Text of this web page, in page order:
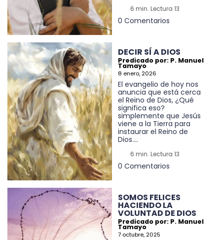
6 min. Lectura 13
0 Comentarios
DECIR SÍ A DIOS
Predicado por: P. Manuel
Tamayo
8 enero, 2026
El evangelio de hoy nos
anuncia que está cerca
el Reino de Dios, ¿Qué
significa eso?
simplemente que Jesús
viene a la Tierra para
instaurar el Reino de
Dios....
6 min. Lectura 13
0 Comentarios
SOMOS FELICES
HACIENDO LA
VOLUNTAD DE DIOS
Predicado por: P. Manuel
Tamayo
7 octubre, 2025